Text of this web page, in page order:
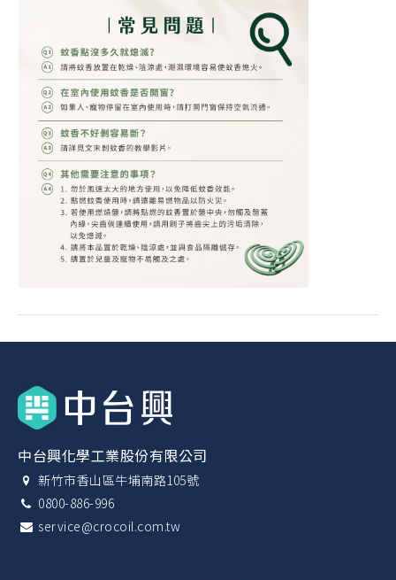
中台興化學工業股份有限公司
新竹市香山區牛埔南路105號
0800-886-996
service@crocoil.com.tw